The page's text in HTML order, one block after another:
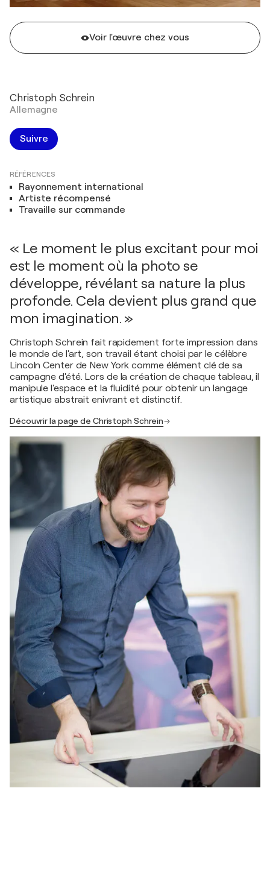
Voir l'œuvre chez vous
Christoph Schrein
Allemagne
Suivre
RÉFÉRENCES
Rayonnement international
Artiste récompensé
Travaille sur commande
« Le moment le plus excitant pour moi
est le moment où la photo se
développe, révélant sa nature la plus
profonde. Cela devient plus grand que
mon imagination. »
Christoph Schrein fait rapidement forte impression dans
le monde de l'art, son travail étant choisi par le célèbre
Lincoln Center de New York comme élément clé de sa
campagne d'été. Lors de la création de chaque tableau, il
manipule l'espace et la fluidité pour obtenir un langage
artistique abstrait enivrant et distinctif.
Découvrir la page de Christoph Schrein